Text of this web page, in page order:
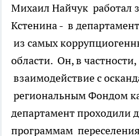
Михаил Найчук работал
Кстенина - в
из самых
области. Он, в
взаимодействие с
региональным Фондом
департамент проходили
программам